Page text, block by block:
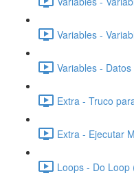
Variables -
Variables -
Extra - Truco
Extra - Ejecutar
Loops - Do Loop